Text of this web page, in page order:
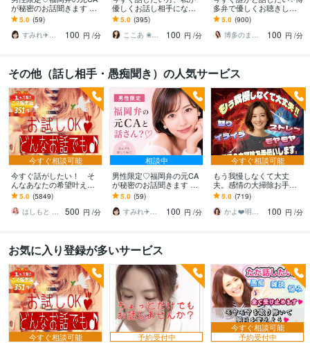
が秘密のお話聞きます 雑
談・趣味・恋愛・性の悩
みなど…な〜んでも聞く
けんね！
5.0 (59)
すみれ✈️福岡弁の元CA
100 円 /分
優しくお話し相手になり
ます あなたの心にそっと
寄り添う時間を届けます
5.0 (395)
ここあ ❀ぽかぽか相談室❀
100 円 /分
多弁で優しくお聴きしま
す 孤独 / 不安 / 心配ごと/
うまく話せなくても大丈
夫です
5.0 (900)
博多のまろん✤あなたの心がほどける時間✨
100 円 /分
その他（話し相手・愚痴聞き）の人気サービス
今すぐ相談可能
今すぐ話がしたい！ そ
んなあなたの希望叶えま
す 今日あったことから深
刻な悩みまで☆何でも打
ち明けてください。
5.0 (5849)
はしもと ゆっこ♡救急こころの相談室
500 円 /分
相談中
男性限定♡福岡弁の元CA
が秘密のお話聞きます 雑
談・趣味・恋愛・性の悩
みなど…な〜んでも聞く
けんね！
5.0 (59)
すみれ✈️福岡弁の元CA
100 円 /分
今すぐ相談可能
もう我慢しなくて大丈
夫。感情の大掃除お手伝
いします 怒り/イライラ/モ
ヤモヤ/ストレス/焦り/感情
爆発/本音
5.0 (719)
かよ❤️明日が少し楽しみになる場所
100 円 /分
お気に入り登録が多いサービス
今すぐ相談可能
予約受付中
今すぐ相談可能
予約受付中